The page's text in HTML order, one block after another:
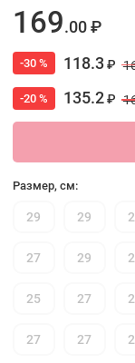
169.00 ₽
-30 % 118.3₽
-20 % 135.2₽
Размер, см:
29 29
27 29
25 27
27 27